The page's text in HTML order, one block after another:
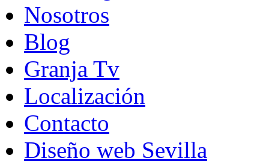
Nosotros
Blog
Granja Tv
Localización
Contacto
Diseño web Sevilla